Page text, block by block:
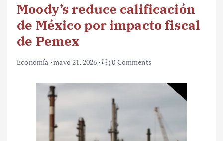
Moody’s reduce calificación
de México por impacto fiscal
de Pemex
Economía mayo 21, 2026 0 Comments